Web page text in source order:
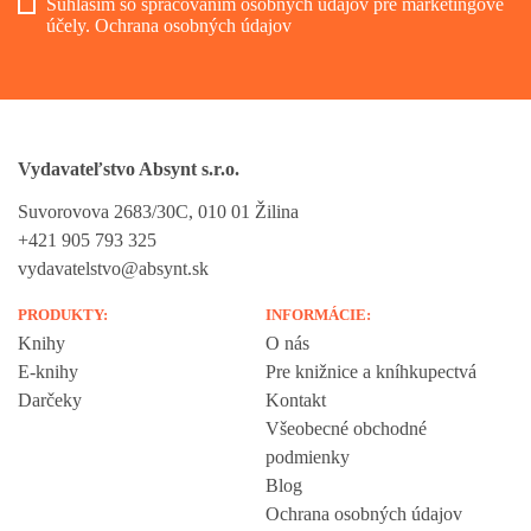
Súhlasím so spracovaním osobných údajov pre marketingové
účely. Ochrana osobných údajov
Vydavateľstvo Absynt s.r.o.
Suvorovova 2683/30C, 010 01 Žilina
+421 905 793 325
vydavatelstvo@absynt.sk
PRODUKTY:
Knihy
E-knihy
Darčeky
INFORMÁCIE:
O nás
Pre knižnice a kníhkupectvá
Kontakt
Všeobecné obchodné
podmienky
Blog
Ochrana osobných údajov